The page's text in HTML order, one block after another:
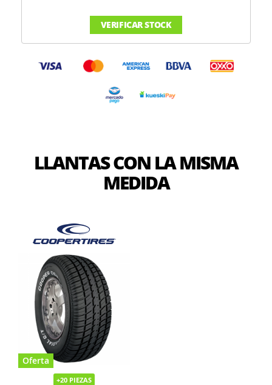
VERIFICAR STOCK
LLANTAS CON LA MISMA
MEDIDA
Oferta
+20 PIEZAS